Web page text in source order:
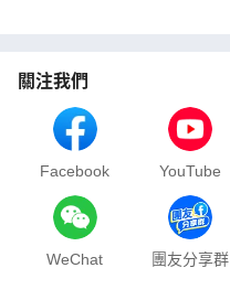
關注我們
Facebook YouTube
WeChat 團友分享群